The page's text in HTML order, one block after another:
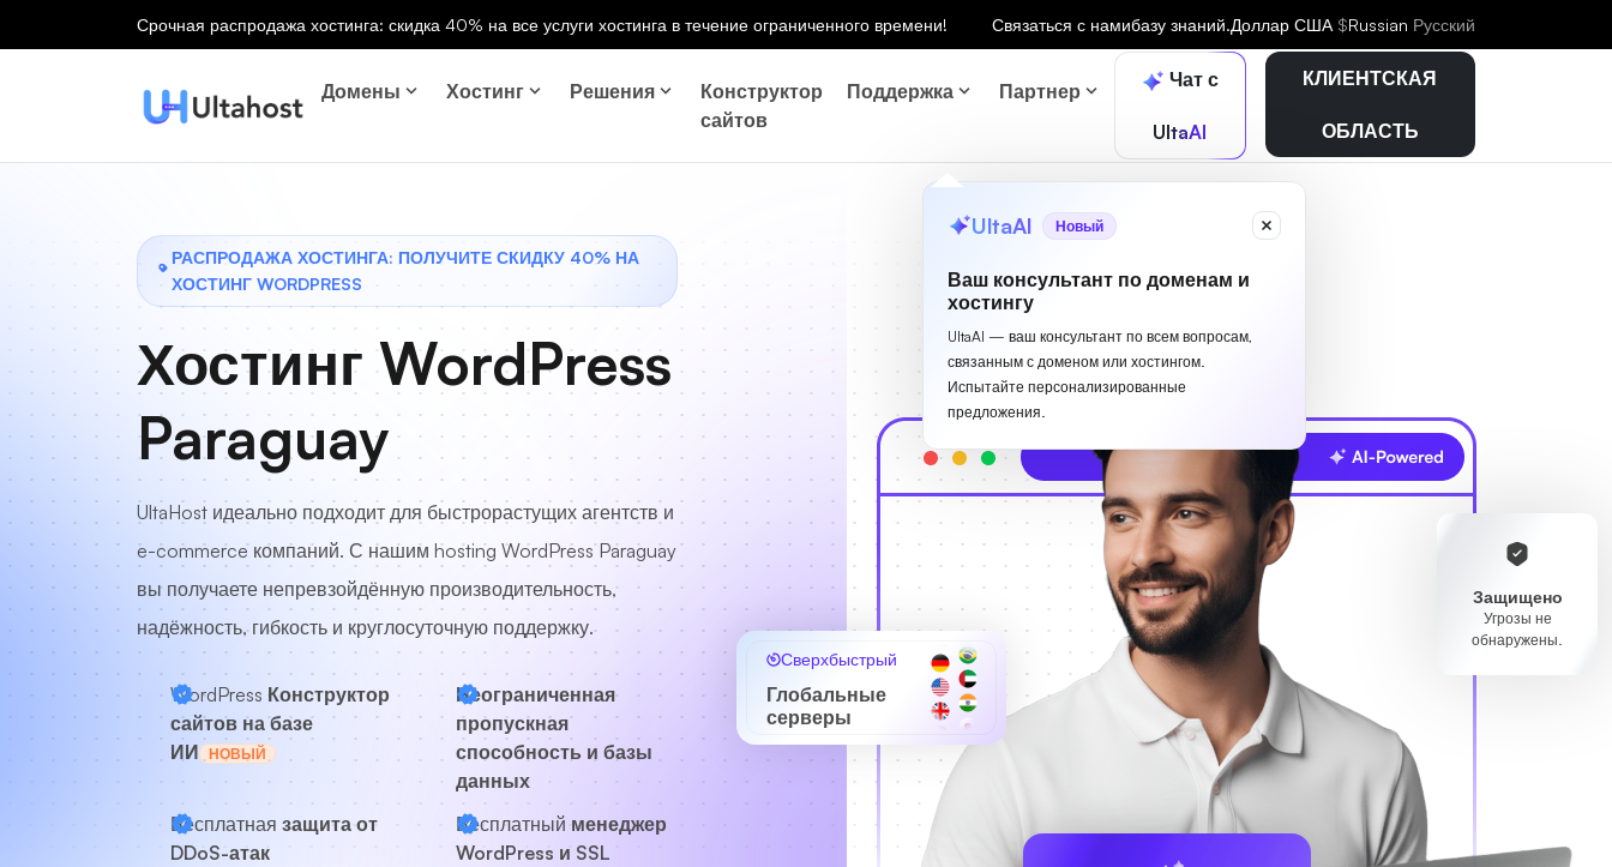
Срочная распродажа хостинга: скидка 40% на все услуги хостинга в течение ограниченного времени! Связаться с намибазу знаний.Доллар США $Russian Русский
Домены Хостинг Решения
Конструктор
сайтов
Поддержка Партнер Чат с
UltaAI
UltaAI Новый
Ваш консультант по доменам и
хостингу
UltaAI — ваш консультант по всем вопросам,
связанным с доменом или хостингом.
Испытайте персонализированные
предложения.
КЛИЕНТСКАЯ
ОБЛАСТЬ
РАСПРОДАЖА ХОСТИНГА: ПОЛУЧИТЕ СКИДКУ 40% НА
ХОСТИНГ WORDPRESS
Хостинг WordPress
Paraguay
UltaHost идеально подходит для быстрорастущих агентств и
e-commerce компаний. С нашим hosting WordPress Paraguay
вы получаете непревзойдённую производительность,
надёжность, гибкость и круглосуточную поддержку.
WordPress Конструктор
сайтов на базе
ИИ НОВЫЙ
Неограниченная
пропускная
способность и базы
данных
Бесплатная защита от
DDoS-атак
Бесплатный менеджер
WordPress и SSL
Защищено
Угрозы не
обнаружены.
Сверхбыстрый
Глобальные
серверы